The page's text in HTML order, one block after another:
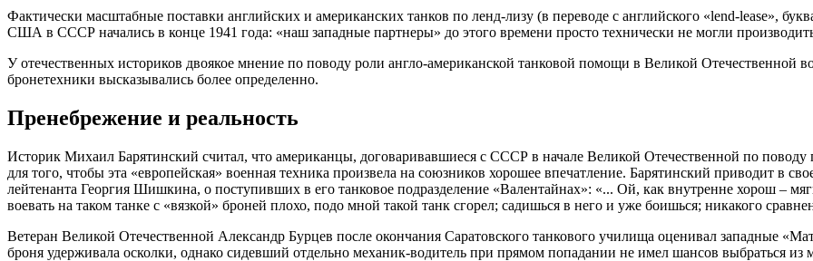
Фактически масштабные поставки английских и американских танков по ленд-лизу (в переводе с английского «lend-lease»,
США в СССР начались в конце 1941 года: «наш западные партнеры» до этого времени просто технически не могли
У отечественных историков двоякое мнение по поводу роли англо-американской танковой помощи в Великой Отечественной
бронетехники высказывались более определенно.
Пренебрежение и реальность
Историк Михаил Барятинский считал, что американцы, договаривавшиеся с СССР в начале Великой Отечественной по поводу
для того, чтобы эта «европейская» военная техника произвела на союзников хорошее впечатление. Барятинский приводит в
лейтенанта Георгия Шишкина, о поступивших в его танковое подразделение «Валентайнах»: «... Ой, как внутренне хорош –
воевать на таком танке с «вязкой» броней плохо, подо мной такой танк сгорел; садишься в него и уже боишься; никакого
Ветеран Великой Отечественной Александр Бурцев после окончания Саратовского танкового училища оценивал западные
броня удерживала осколки, однако сидевший отдельно механик-водитель при прямом попадании не имел шансов выбраться